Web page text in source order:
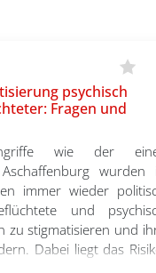
psychisch
Fragen und
wie der
wurden
immer wieder
und
zu stigmatisieren und
Dabei liegt das